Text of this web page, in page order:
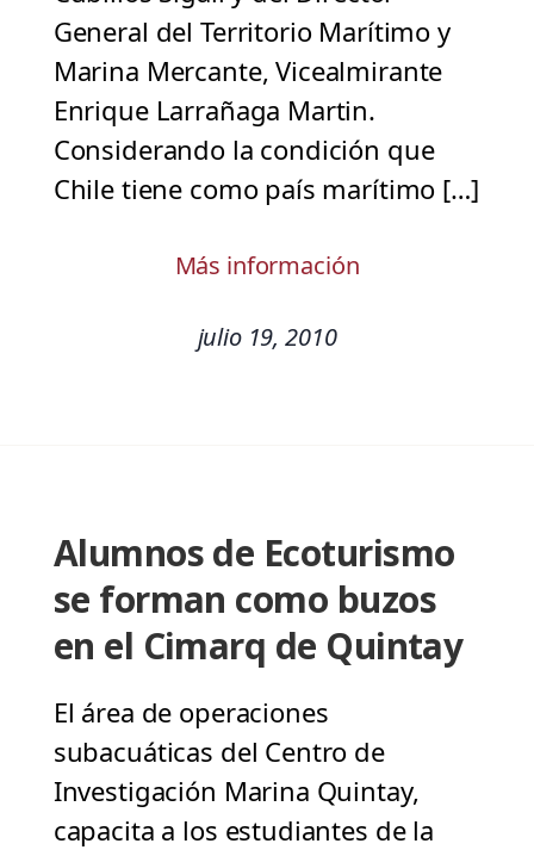
General del Territorio Marítimo y
Marina Mercante, Vicealmirante
Enrique Larrañaga Martin.
Considerando la condición que
Chile tiene como país marítimo […]
Más información
julio 19, 2010
Alumnos de Ecoturismo
se forman como buzos
en el Cimarq de Quintay
El área de operaciones
subacuáticas del Centro de
Investigación Marina Quintay,
capacita a los estudiantes de la